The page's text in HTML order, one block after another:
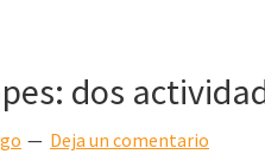
dos
Deja un comentario